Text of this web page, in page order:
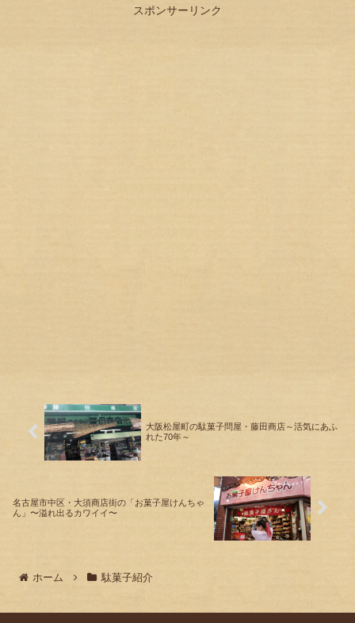
スポンサーリンク
大阪松屋町の駄菓子問屋・藤田商店～活気にあふ
れた70年～
名古屋市中区・大須商店街の「お菓子屋けんちゃ
ん」〜溢れ出るカワイイ〜
ホーム 駄菓子紹介